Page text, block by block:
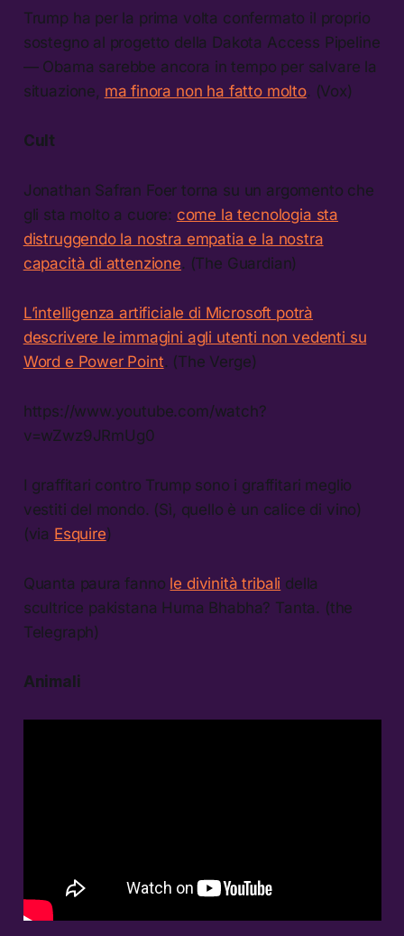
Trump ha per la prima volta confermato il proprio
sostegno al progetto della Dakota Access Pipeline
— Obama sarebbe ancora in tempo per salvare la
situazione, ma finora non ha fatto molto. (Vox)
Cult
Jonathan Safran Foer torna su un argomento che
gli sta molto a cuore: come la tecnologia sta
distruggendo la nostra empatia e la nostra
capacità di attenzione. (The Guardian)
L’intelligenza artificiale di Microsoft potrà
descrivere le immagini agli utenti non vedenti su
Word e Power Point. (The Verge)
https://www.youtube.com/watch?
v=wZwz9JRmUg0
I graffitari contro Trump sono i graffitari meglio
vestiti del mondo. (Sì, quello è un calice di vino)
(via Esquire)
Quanta paura fanno le divinità tribali della
scultrice pakistana Huma Bhabha? Tanta. (the
Telegraph)
Animali